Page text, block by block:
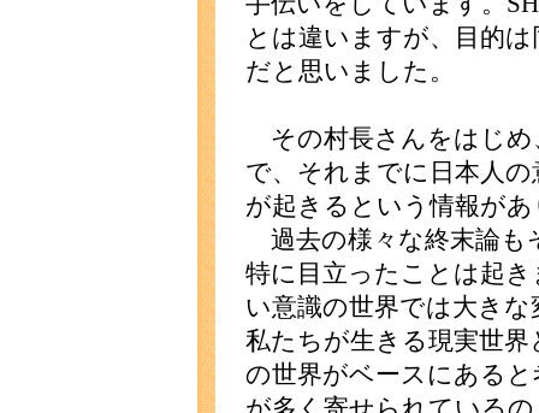
とは違いますが、目的
だと思いました。
その村長さんをはじめ
で、それまでに日本人
が起きるという情報が
過去の様々な終末論も
特に目立ったことは起
い意識の世界では大き
私たちが生きる現実世
の世界がベースにある